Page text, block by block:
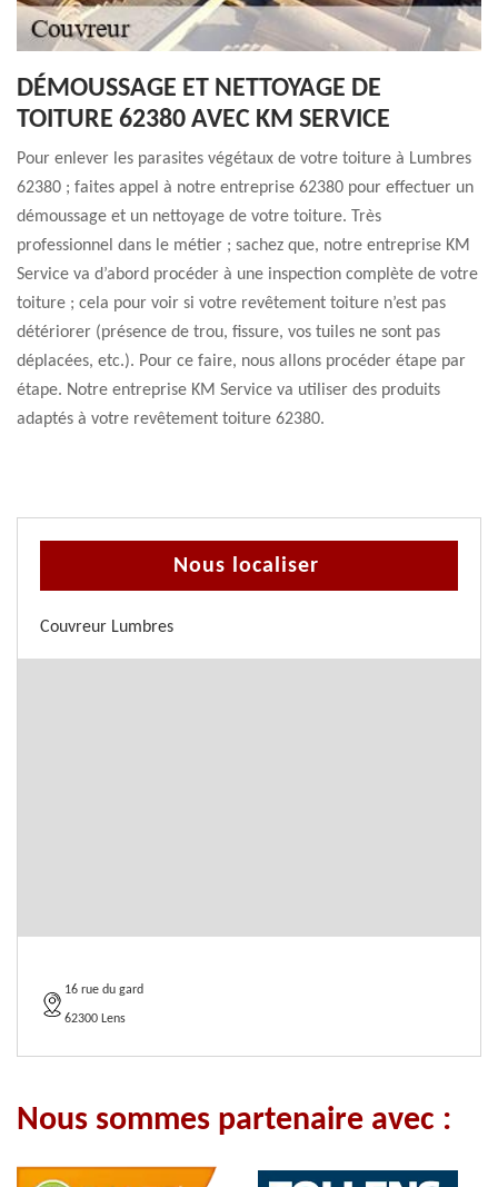
DÉMOUSSAGE ET NETTOYAGE DE
TOITURE 62380 AVEC KM SERVICE
Pour enlever les parasites végétaux de votre toiture à Lumbres
62380 ; faites appel à notre entreprise 62380 pour effectuer un
démoussage et un nettoyage de votre toiture. Très
professionnel dans le métier ; sachez que, notre entreprise KM
Service va d’abord procéder à une inspection complète de votre
toiture ; cela pour voir si votre revêtement toiture n’est pas
détériorer (présence de trou, fissure, vos tuiles ne sont pas
déplacées, etc.). Pour ce faire, nous allons procéder étape par
étape. Notre entreprise KM Service va utiliser des produits
adaptés à votre revêtement toiture 62380.
Nous localiser
Couvreur Lumbres
16 rue du gard
62300 Lens
Nous sommes partenaire avec :